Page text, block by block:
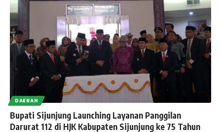
DAERAH
Bupati Sijunjung Launching Layanan Panggilan
Darurat 112 di HJK Kabupaten Sijunjung ke 75 Tahun